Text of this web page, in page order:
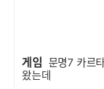
게임 문명7 카르
왔는데